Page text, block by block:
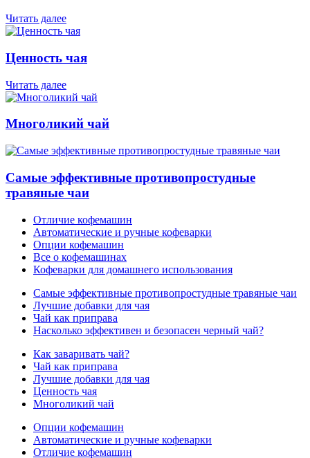
Читать далее
Ценность чая
Читать далее
Многоликий чай
Самые эффективные противопростудные
травяные чаи
Отличие кофемашин
Автоматические и ручные кофеварки
Опции кофемашин
Все о кофемашинах
Кофеварки для домашнего использования
Самые эффективные противопростудные травяные чаи
Лучшие добавки для чая
Чай как приправа
Насколько эффективен и безопасен черный чай?
Как заваривать чай?
Чай как приправа
Лучшие добавки для чая
Ценность чая
Многоликий чай
Опции кофемашин
Автоматические и ручные кофеварки
Отличие кофемашин